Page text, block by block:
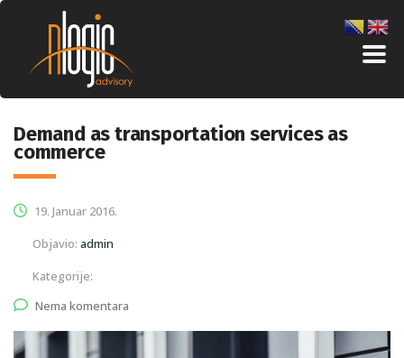
Demand as transportation services as
commerce
19. Januar 2016.
Objavio: admin
Kategorije:
Nema komentara